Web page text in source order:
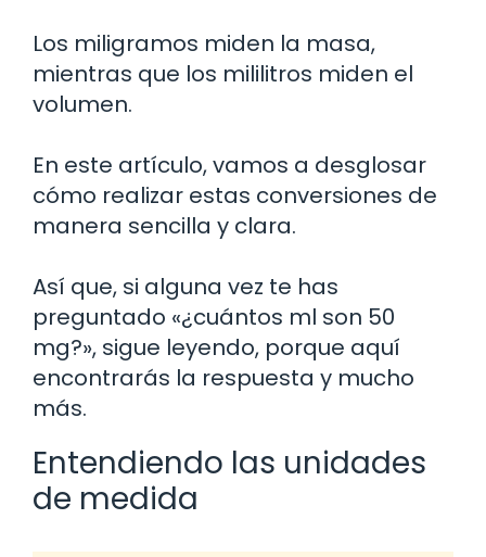
Los miligramos miden la masa,
mientras que los mililitros miden el
volumen.
En este artículo, vamos a desglosar
cómo realizar estas conversiones de
manera sencilla y clara.
Así que, si alguna vez te has
preguntado «¿cuántos ml son 50
mg?», sigue leyendo, porque aquí
encontrarás la respuesta y mucho
más.
Entendiendo las unidades
de medida